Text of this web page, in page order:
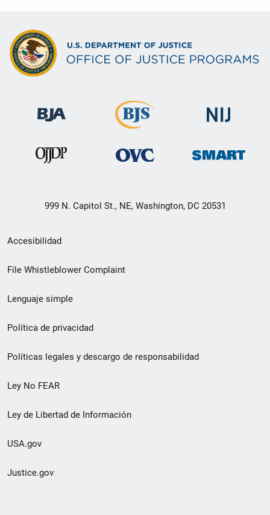
999 N. Capitol St., NE, Washington, DC 20531
Menú
de
de
pie
de
página
Accesibilidad
File Whistleblower Complaint
Lenguaje simple
Política de privacidad
Políticas legales y descargo de responsabilidad
Ley No FEAR
Ley de Libertad de Información
USA.gov
Justice.gov